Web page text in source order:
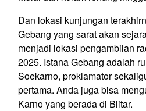
Dan lokasi kunjungan
Gebang yang sarat akan
menjadi lokasi pengambilan
2025. Istana Gebang adalah
Soekarno, proklamator
pertama. Anda juga bisa
Karno yang berada di Blitar.